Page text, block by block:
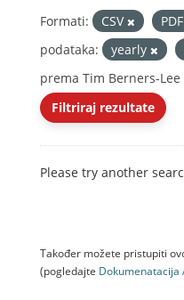
Formati: CSV PDF
podataka:
yearly
prema Tim Berners-Lee
Filtriraj rezultate
Please try another
Također možete pristupiti
(pogledajte Dokumenаtаcijа